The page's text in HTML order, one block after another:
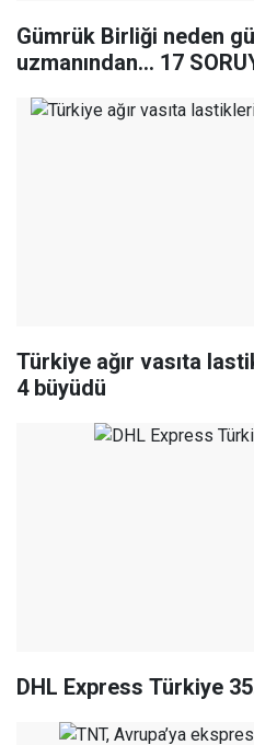
Gümrük Birliği neden
uzmanından... 17
Türkiye ağır vasıta
4 büyüdü
DHL Express Türkiye 35.